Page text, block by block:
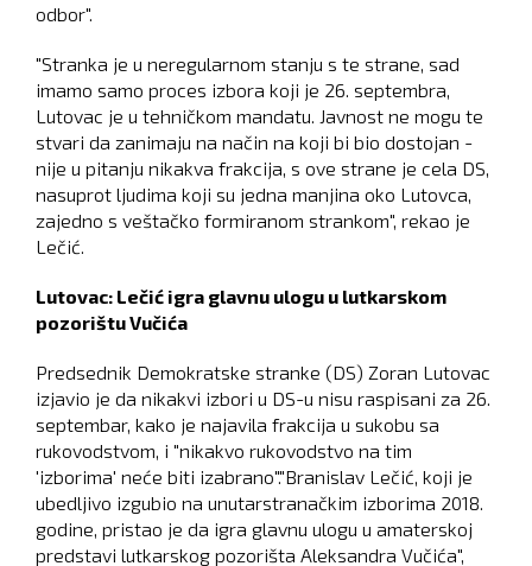
odbor".
"Stranka je u neregularnom stanju s te strane, sad
imamo samo proces izbora koji je 26. septembra,
Lutovac je u tehničkom mandatu. Javnost ne mogu te
stvari da zanimaju na način na koji bi bio dostojan -
nije u pitanju nikakva frakcija, s ove strane je cela DS,
nasuprot ljudima koji su jedna manjina oko Lutovca,
zajedno s veštačko formiranom strankom", rekao je
Lečić.
Lutovac: Lečić igra glavnu ulogu u lutkarskom
pozorištu Vučića
Predsednik Demokratske stranke (DS) Zoran Lutovac
izjavio je da nikakvi izbori u DS-u nisu raspisani za 26.
septembar, kako je najavila frakcija u sukobu sa
rukovodstvom, i "nikakvo rukovodstvo na tim
'izborima' neće biti izabrano"."Branislav Lečić, koji je
ubedljivo izgubio na unutarstranačkim izborima 2018.
godine, pristao je da igra glavnu ulogu u amaterskoj
predstavi lutkarskog pozorišta Aleksandra Vučića",